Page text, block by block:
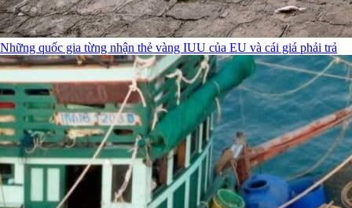
Những quốc gia từng nhận thẻ vàng IUU của EU và cái giá phải trả